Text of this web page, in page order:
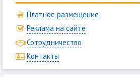
Платное размещение
Реклама на сайте
Сотрудничество
Контакты